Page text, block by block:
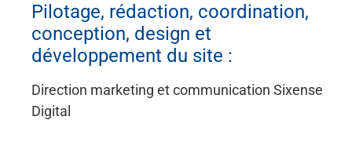
Pilotage, rédaction, coordination,
conception, design et
développement du site :
Direction marketing et communication Sixense
Digital